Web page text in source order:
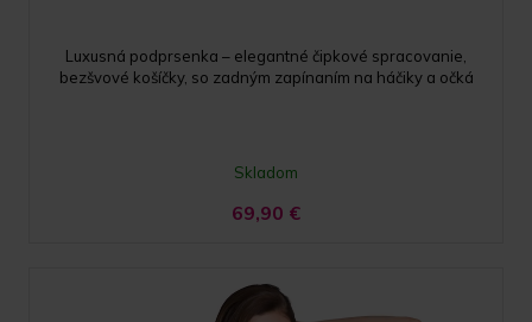
Luxusná podprsenka – elegantné čipkové spracovanie,
bezšvové košíčky, so zadným zapínaním na háčiky a očká
Skladom
69,90 €